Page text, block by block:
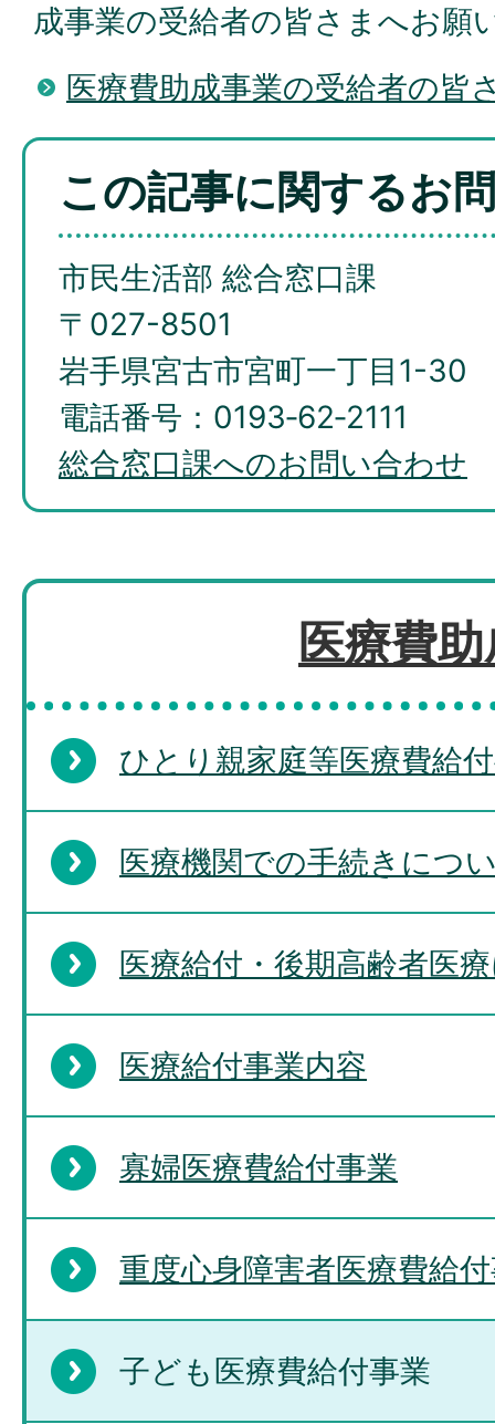
成事業の受給者の皆さまへお願
医療費助成事業の受給者の皆
この記事に関するお
市民生活部 総合窓口課
〒027-8501
岩手県宮古市宮町一丁目1-30
電話番号：0193‐62‐2111
総合窓口課へのお問い合わせ
医療費
ひとり親家庭等医療費給
医療機関での手続きにつ
医療給付・後期高齢者医
医療給付事業内容
寡婦医療費給付事業
重度心身障害者医療費給
子ども医療費給付事業